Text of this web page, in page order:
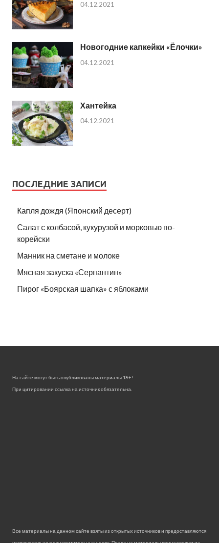
04.12.2021
Новогодние капкейки «Ёлочки»
04.12.2021
Хантейка
04.12.2021
ПОСЛЕДНИЕ ЗАПИСИ
Капля дождя (Японский десерт)
Салат с колбасой, кукурузой и морковью по-
корейски
Манник на сметане и молоке
Мясная закуска «Серпантин»
Пирог «Боярская шапка» с яблоками
На сайте могут быть опубликованы материалы 18+!
При цитировании ссылка на источник обязательна.
Все материалы на данном сайте взяты из открытых источников и предоставляются